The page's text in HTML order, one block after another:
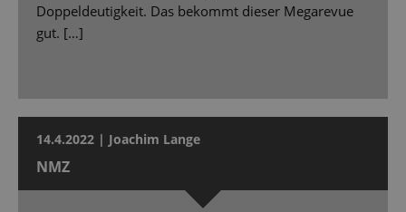
Doppeldeutigkeit. Das bekommt dieser Megarevue
gut. […]
14.4.2022 | Joachim Lange
NMZ